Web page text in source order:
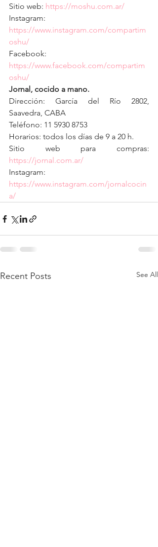
Sitio web: https://moshu.com.ar/
Instagram:
https://www.instagram.com/compartim
oshu/
Facebook:
https://www.facebook.com/compartim
oshu/
Jornal, cocido a mano.
Dirección: García del Río 2802,
Saavedra, CABA
Teléfono: 11 5930 8753
Horarios: todos los días de 9 a 20 h.
https://jornal.com.ar/
https://www.instagram.com/jornalcocin
a/
Recent Posts See All